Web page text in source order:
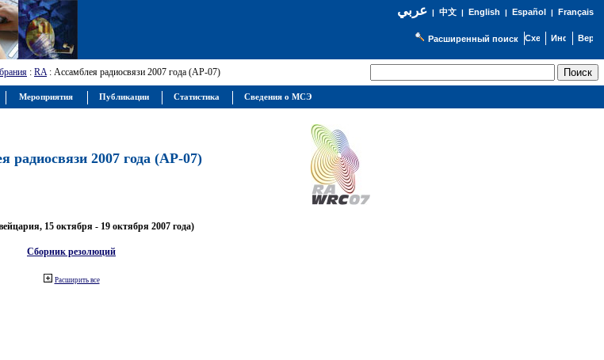
عربي| 中文| English | Español | Français
Расширенный поиск
: RA: Ассамблея радиосвязи 2007 года (АР-07)
радиосвязи 2007 года (АР-07)
15 октября - 19 октября 2007 года)
Сборник резолюций
Расширить все
Мероприятия Публикации Статистика Сведения о МСЭ